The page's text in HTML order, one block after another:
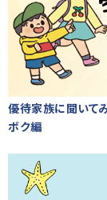
優待家族に聞いて
ボク編